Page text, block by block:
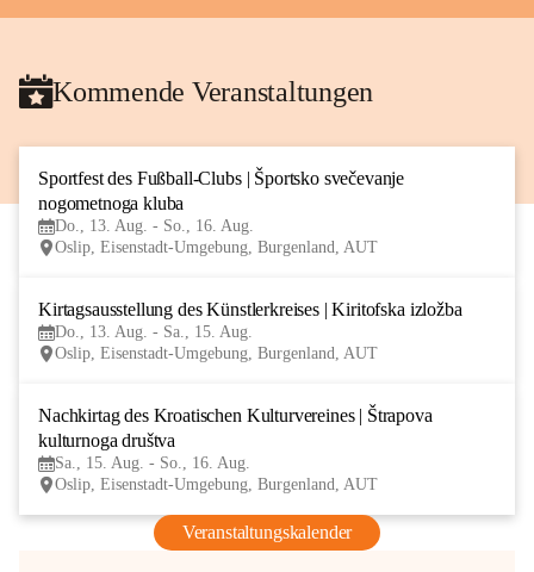
Kommende Veranstaltungen
Sportfest des Fußball-Clubs | Športsko svečevanje
nogometnoga kluba
Do., 13. Aug. - So., 16. Aug.
Oslip, Eisenstadt-Umgebung, Burgenland, AUT
Kirtagsausstellung des Künstlerkreises | Kiritofska izložba
Do., 13. Aug. - Sa., 15. Aug.
Oslip, Eisenstadt-Umgebung, Burgenland, AUT
Nachkirtag des Kroatischen Kulturvereines | Štrapova
kulturnoga društva
Sa., 15. Aug. - So., 16. Aug.
Oslip, Eisenstadt-Umgebung, Burgenland, AUT
Veranstaltungskalender